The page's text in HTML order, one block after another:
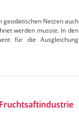
geodätischen Netzen auch
werden musste. In den
für die Ausgleichung